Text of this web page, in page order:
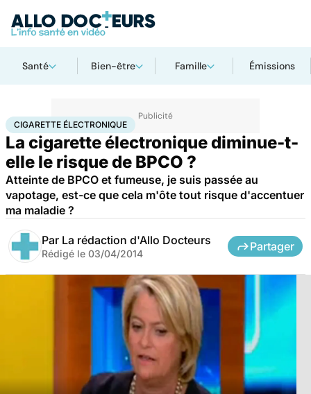
Santé Bien-être Famille Émissions
AccueilSanté MaladiesCigarette électronique
CIGARETTE ÉLECTRONIQUE
La cigarette électronique diminue-t-
elle le risque de BPCO ?
Atteinte de BPCO et fumeuse, je suis passée au
vapotage, est-ce que cela m'ôte tout risque d'accentuer
ma maladie ?
Par La rédaction d'Allo Docteurs
Rédigé le 03/04/2014
Partager